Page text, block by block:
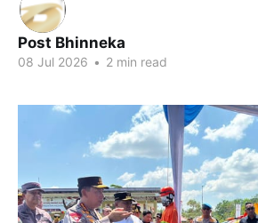
Post Bhinneka
08 Jul 2026 • 2 min read